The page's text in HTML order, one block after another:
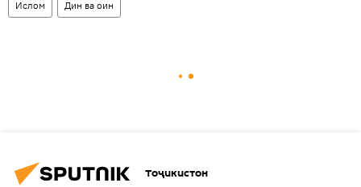
Ислом Дин ва оин
Тоҷикистон